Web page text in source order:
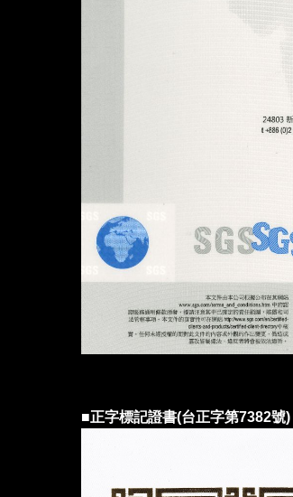
■正字標記證書(台正字第7382號)